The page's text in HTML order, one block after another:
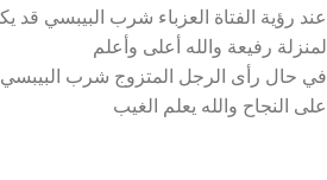
عند رؤية الفتاة العزباء شرب البيبسي قد
لمنزلة رفيعة والله أعلى وأعلم
في حال رأى الرجل المتزوج شرب البيبسي
على النجاح والله يعلم الغيب